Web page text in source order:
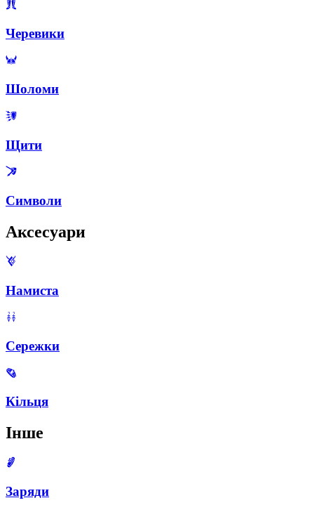
Черевики
Шоломи
Щити
Символи
Аксесуари
Намиста
Сережки
Кільця
Інше
Заряди